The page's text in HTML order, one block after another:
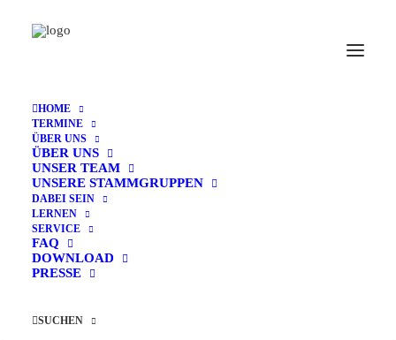
HOME
TERMINE
ÜBER UNS
ÜBER UNS
UNSER TEAM
UNSERE STAMMGRUPPEN
DABEI SEIN
LERNEN
SERVICE
FAQ
DOWNLOAD
PRESSE
SUCHEN
« Alle Veranstaltungen
Diese Veranstaltung hat bereits stattgefunden.